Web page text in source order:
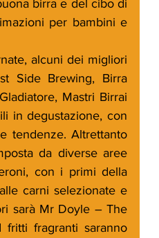
birra e del cibo di
per bambini e
alcuni dei migliori
Side Brewing, Birra
Mastri Birrai
in degustazione, con
tendenze. Altrettanto
da diverse aree
con i primi della
carni selezionate e
sarà Mr Doyle – The
fritti fragranti saranno